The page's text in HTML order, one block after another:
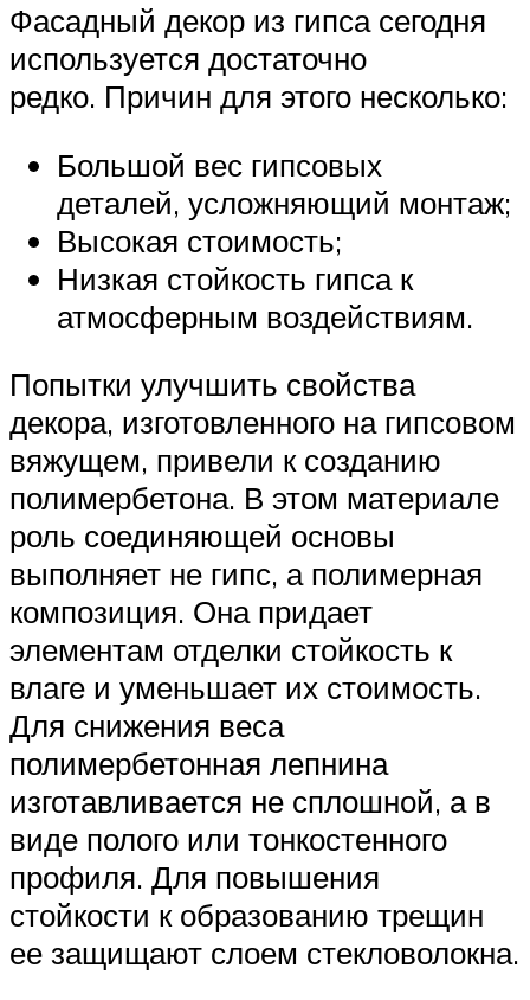
Фасадный декор из гипса сегодня
используется достаточно
редко. Причин для этого несколько:
Большой вес гипсовых
деталей, усложняющий монтаж;
Высокая стоимость;
Низкая стойкость гипса к
атмосферным воздействиям.
Попытки улучшить свойства
декора, изготовленного на гипсовом
вяжущем, привели к созданию
полимербетона. В этом материале
роль соединяющей основы
выполняет не гипс, а полимерная
композиция. Она придает
элементам отделки стойкость к
влаге и уменьшает их стоимость.
Для снижения веса
полимербетонная лепнина
изготавливается не сплошной, а в
виде полого или тонкостенного
профиля. Для повышения
стойкости к образованию трещин
ее защищают слоем стекловолокна.